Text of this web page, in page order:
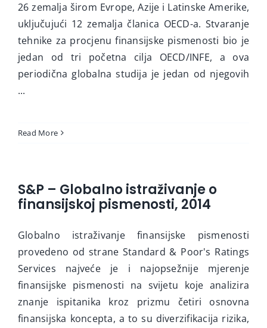
26 zemalja širom Evrope, Azije i Latinske Amerike,
uključujući 12 zemalja članica OECD-a. Stvaranje
tehnike za procjenu finansijske pismenosti bio je
jedan od tri početna cilja OECD/INFE, a ova
periodična globalna studija je jedan od njegovih
...
Read More
S&P – Globalno istraživanje o
finansijskoj pismenosti, 2014
Globalno istraživanje finansijske pismenosti
provedeno od strane Standard & Poor's Ratings
Services najveće je i najopsežnije mjerenje
finansijske pismenosti na svijetu koje analizira
znanje ispitanika kroz prizmu četiri osnovna
finansijska koncepta, a to su diverzifikacija rizika,